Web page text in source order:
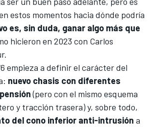
estos momentos hacia dónde podría
es, sin duda, ganar algo más que
hicieron en 2023 con Carlos
empieza a definir el carácter del
nuevo chasis con diferentes
(pero con el mismo esquema
y tracción trasera) y, sobre todo,
del cono inferior anti-intrusión a